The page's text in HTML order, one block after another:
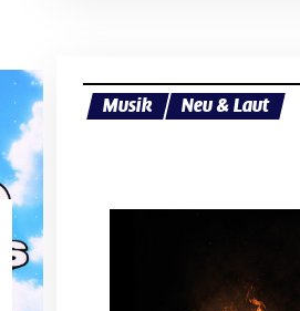
Musik Neu & Laut